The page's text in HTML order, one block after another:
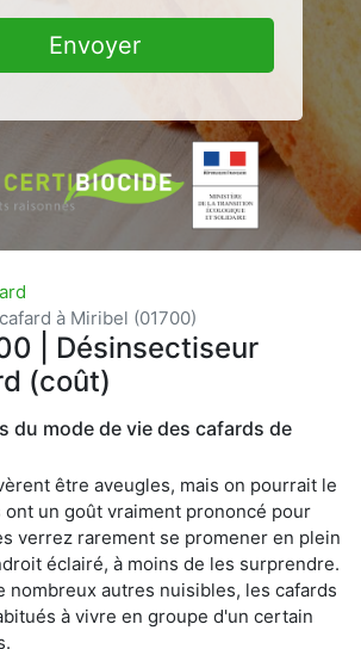
Envoyer
à Miribel (01700)
| Désinsectiseur
(coût)
du mode de vie des cafards de
être aveugles, mais on pourrait le
un goût vraiment prononcé pour
verrez rarement se promener en plein
éclairé, à moins de les surprendre.
nombreux autres nuisibles, les cafards
à vivre en groupe d'un certain